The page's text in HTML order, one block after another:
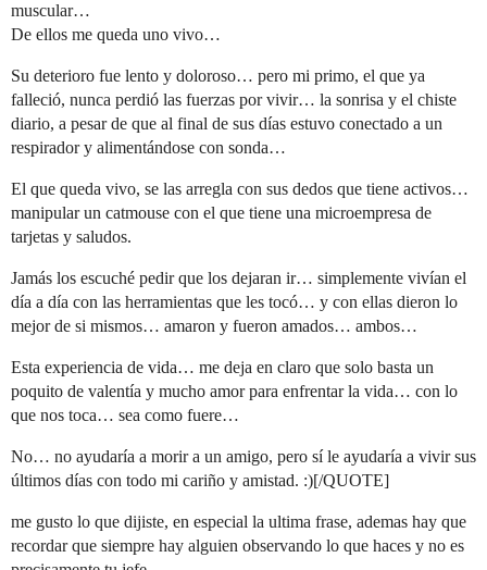
muscular…
De ellos me queda uno vivo…
Su deterioro fue lento y doloroso… pero mi primo, el que ya
falleció, nunca perdió las fuerzas por vivir… la sonrisa y el chiste
diario, a pesar de que al final de sus días estuvo conectado a un
respirador y alimentándose con sonda…
El que queda vivo, se las arregla con sus dedos que tiene activos…
manipular un catmouse con el que tiene una microempresa de
tarjetas y saludos.
Jamás los escuché pedir que los dejaran ir… simplemente vivían el
día a día con las herramientas que les tocó… y con ellas dieron lo
mejor de si mismos… amaron y fueron amados… ambos…
Esta experiencia de vida… me deja en claro que solo basta un
poquito de valentía y mucho amor para enfrentar la vida… con lo
que nos toca… sea como fuere…
No… no ayudaría a morir a un amigo, pero sí le ayudaría a vivir sus
últimos días con todo mi cariño y amistad. :)[/QUOTE]
me gusto lo que dijiste, en especial la ultima frase, ademas hay que
recordar que siempre hay alguien observando lo que haces y no es